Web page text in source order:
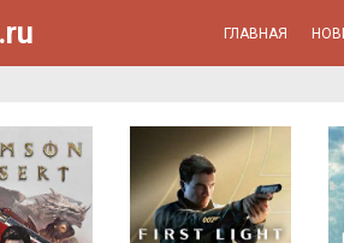
ГЛАВНАЯ